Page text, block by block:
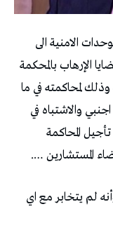
يوم الجمعة 12 أفريل 2024 الوحدات الامنية الى
الإرهاب بالمحكمة
لمحاكمته في ما
والاشتباه في
المحاكمة
المستشارين ….
لم يتخابر مع اي